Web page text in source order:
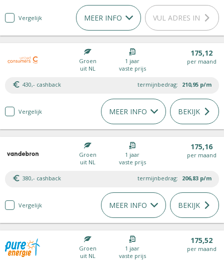
Vergelijk MEER INFO VUL ADRES IN
Groen
uit NL
1 jaar
vaste prijs
175,12
per maand
430,- cashback termijnbedrag: 210,95 p/m
Vergelijk MEER INFO BEKIJK
Groen
uit NL
1 jaar
vaste prijs
175,16
per maand
380,- cashback termijnbedrag: 206,83 p/m
Vergelijk MEER INFO BEKIJK
Groen
uit NL
1 jaar
vaste prijs
175,52
per maand